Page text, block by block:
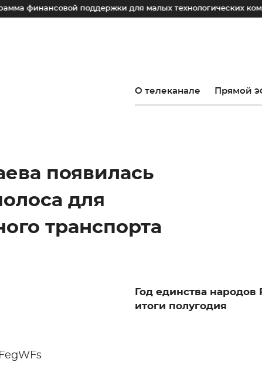
поддержки для малых технологических компаний
О телеканале Прямой
появилась
для
транспорта
Год единства народов
итоги полугодия